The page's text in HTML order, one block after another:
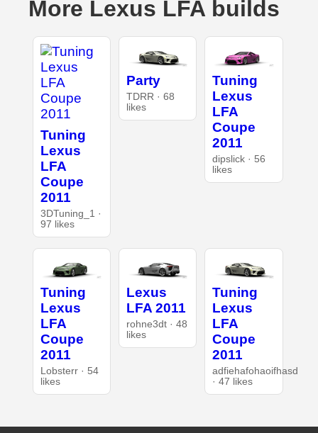
More Lexus LFA builds
Tuning
Lexus
LFA
Coupe
2011
3DTuning_1 ·
97 likes
Party
TDRR · 68
likes
Tuning
Lexus
LFA
Coupe
2011
dipslick · 56
likes
Tuning
Lexus
LFA
Coupe
2011
Lobsterr · 54
likes
Lexus
LFA 2011
rohne3dt · 48
likes
Tuning
Lexus
LFA
Coupe
2011
adfiehafohaoifhasd
· 47 likes